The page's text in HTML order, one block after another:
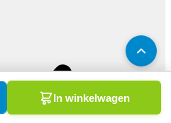
In winkelwagen